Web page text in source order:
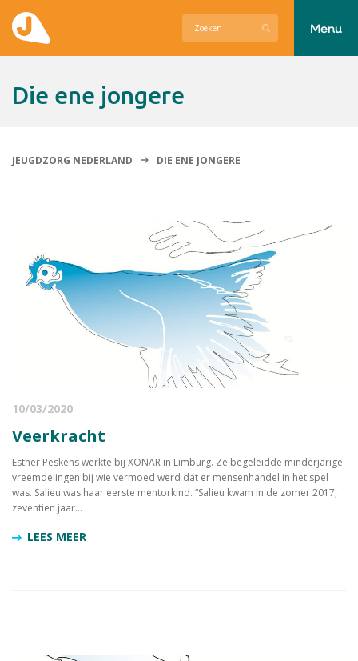
Hier zetten wij ons voor in
Menu
Die ene jongere
JEUGDZORG NEDERLAND DIE ENE JONGERE
10/03/2020
Veerkracht
Esther Peskens werkte bij XONAR in Limburg. Ze begeleidde minderjarige
vreemdelingen bij wie vermoed werd dat er mensenhandel in het spel
was. Salieu was haar eerste mentorkind. “Salieu kwam in de zomer 2017,
zeventien jaar...
LEES MEER